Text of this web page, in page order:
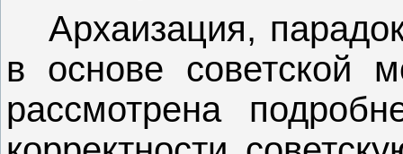
Архаизация,
в основе советской
рассмотрена